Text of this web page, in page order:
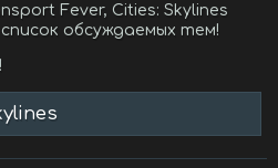
Fever, Cities: Skylines
обсуждаемых тем!